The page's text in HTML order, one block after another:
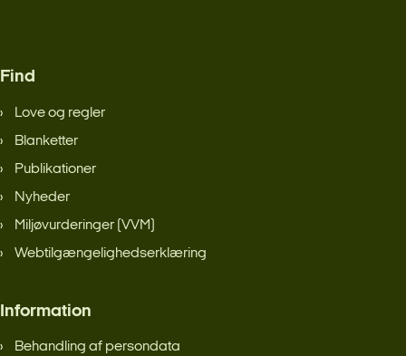
Find
Love og regler
Blanketter
Publikationer
Nyheder
Miljøvurderinger (VVM)
Webtilgængelighedserklæring
Information
Behandling af persondata